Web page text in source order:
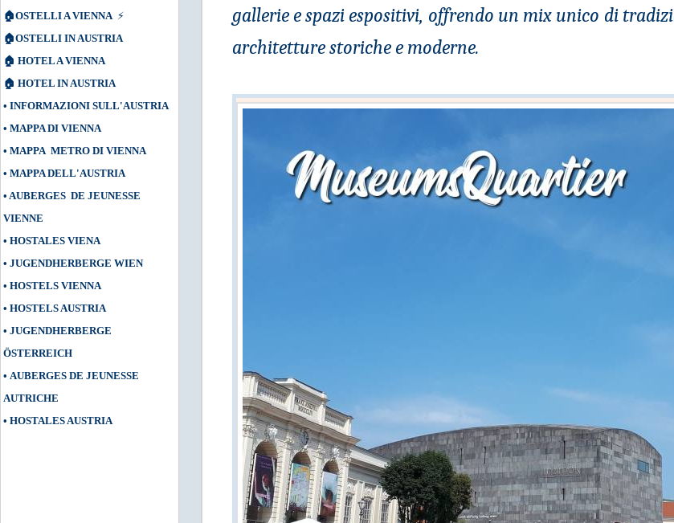
🏠OSTELLI A VIENNA ⚡
🏠OSTELLI IN AUSTRIA
🏠 HOTEL A VIENNA
🏠 HOTEL IN AUSTRIA
• INFORMAZIONI SULL'AUSTRIA
• MAPPA DI VIENNA
• MAPPA METRO DI VIENNA
• MAPPA DELL'AUSTRIA
• AUBERGES DE JEUNESSE
VIENNE
• HOSTALES VIENA
• JUGENDHERBERGE WIEN
• HOSTELS VIENNA
• HOSTELS AUSTRIA
• JUGENDHERBERGE
ÖSTERREICH
• AUBERGES DE JEUNESSE
AUTRICHE
• HOSTALES AUSTRIA
gallerie e spazi espositivi, offrendo un mix unico di
architetture storiche e moderne.